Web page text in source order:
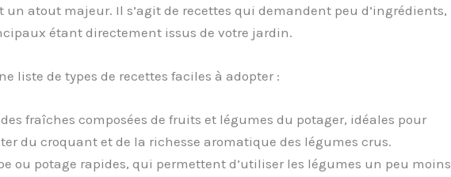
un atout majeur. Il s’agit de recettes qui demandent peu d’ingrédients,
étant directement issus de votre jardin.
liste de types de recettes faciles à adopter :
fraîches composées de fruits et légumes du potager, idéales pour
du croquant et de la richesse aromatique des légumes crus.
ou potage rapides, qui permettent d’utiliser les légumes un peu moins